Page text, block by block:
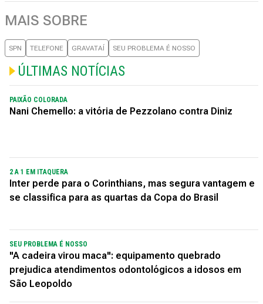
MAIS SOBRE
SPN TELEFONE GRAVATAÍ SEU PROBLEMA É NOSSO
ÚLTIMAS NOTÍCIAS
PAIXÃO COLORADA
Nani Chemello: a vitória de Pezzolano contra Diniz
2 A 1 EM ITAQUERA
Inter perde para o Corinthians, mas segura vantagem e
se classifica para as quartas da Copa do Brasil
SEU PROBLEMA É NOSSO
"A cadeira virou maca": equipamento quebrado
prejudica atendimentos odontológicos a idosos em
São Leopoldo